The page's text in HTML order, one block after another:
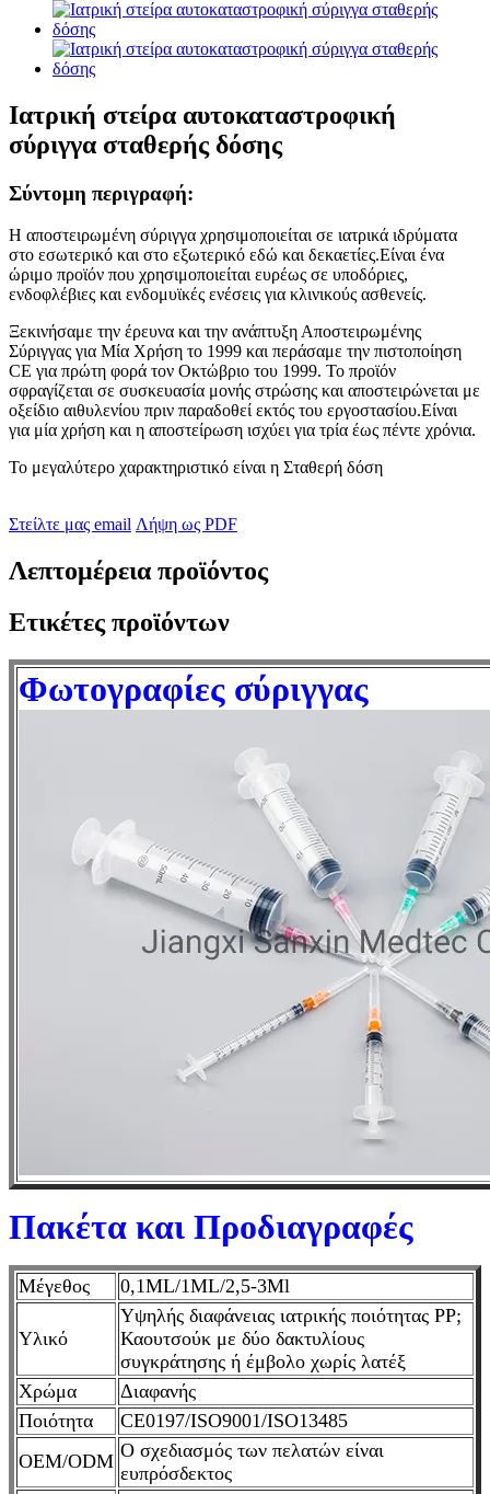
Ιατρική στείρα αυτοκαταστροφική
σύριγγα σταθερής δόσης
Σύντομη περιγραφή:
Η αποστειρωμένη σύριγγα χρησιμοποιείται σε ιατρικά ιδρύματα
στο εσωτερικό και στο εξωτερικό εδώ και δεκαετίες.Είναι ένα
ώριμο προϊόν που χρησιμοποιείται ευρέως σε υποδόριες,
ενδοφλέβιες και ενδομυϊκές ενέσεις για κλινικούς ασθενείς.
Ξεκινήσαμε την έρευνα και την ανάπτυξη Αποστειρωμένης
Σύριγγας για Μία Χρήση το 1999 και περάσαμε την πιστοποίηση
CE για πρώτη φορά τον Οκτώβριο του 1999. Το προϊόν
σφραγίζεται σε συσκευασία μονής στρώσης και αποστειρώνεται με
οξείδιο αιθυλενίου πριν παραδοθεί εκτός του εργοστασίου.Είναι
για μία χρήση και η αποστείρωση ισχύει για τρία έως πέντε χρόνια.
Το μεγαλύτερο χαρακτηριστικό είναι η Σταθερή δόση
Στείλτε μας email Λήψη ως PDF
Λεπτομέρεια προϊόντος
Ετικέτες προϊόντων
Φωτογραφίες σύριγγας
Πακέτα και Προδιαγραφές
Μέγεθος 0,1ML/1ML/2,5-3Ml
Υλικό
Υψηλής διαφάνειας ιατρικής ποιότητας PP;
Καουτσούκ με δύο δακτυλίους
συγκράτησης ή έμβολο χωρίς λατέξ
Χρώμα
Διαφανής
Ποιότητα
CE0197/ISO9001/ISO13485
OEM/ODM Ο σχεδιασμός των πελατών είναι
ευπρόσδεκτος